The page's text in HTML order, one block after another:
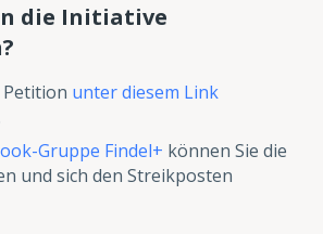
die Initiative
Petition unter diesem Link
Gruppe Findel+ können Sie die
und sich den Streikposten